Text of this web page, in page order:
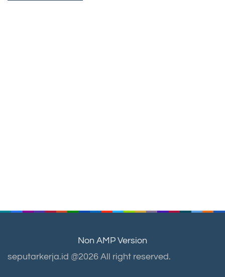
Non AMP Version
seputarkerja.id @2026 All right reserved.